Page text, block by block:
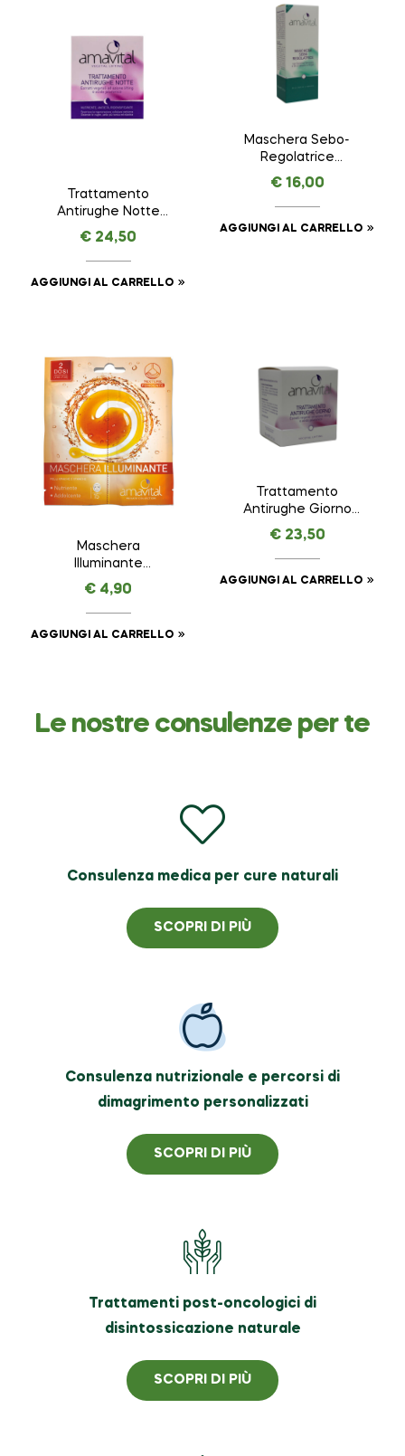
Trattamento
Antirughe Notte
VEGETAL LIFTING –
AMAVITAL da 50 ml
€ 24,50
AGGIUNGI AL CARRELLO
Maschera Sebo-
Regolatrice
AMAVITAL da 100 ml
€16,00
AGGIUNGI AL CARRELLO
Maschera
Illuminante
AMAVITAL da 7 ml + 7
ml
€ 4,90
AGGIUNGI AL CARRELLO
Trattamento
Antirughe Giorno
VEGETAL LIFTING –
AMAVITAL da 50 ml
€23,50
AGGIUNGI AL CARRELLO
Le nostre consulenze per te
Consulenza medica per cure naturali
SCOPRI DI PIÙ
Consulenza nutrizionale e percorsi di
dimagrimento personalizzati
SCOPRI DI PIÙ
Trattamenti post-oncologici di
disintossicazione naturale
SCOPRI DI PIÙ